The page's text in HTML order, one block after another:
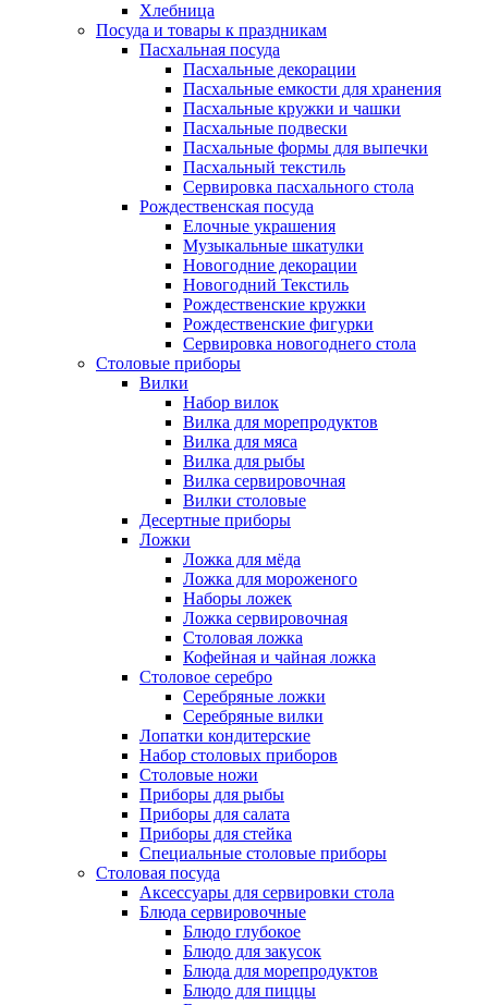
Хлебница
Посуда и товары к праздникам
Пасхальная посуда
Пасхальные декорации
Пасхальные емкости для хранения
Пасхальные кружки и чашки
Пасхальные подвески
Пасхальные формы для выпечки
Пасхальный текстиль
Сервировка пасхального стола
Рождественская посуда
Елочные украшения
Музыкальные шкатулки
Новогодние декорации
Новогодний Текстиль
Рождественские кружки
Рождественские фигурки
Сервировка новогоднего стола
Столовые приборы
Вилки
Набор вилок
Вилка для морепродуктов
Вилка для мяса
Вилка для рыбы
Вилка сервировочная
Вилки столовые
Десертные приборы
Ложки
Ложка для мёда
Ложка для мороженого
Наборы ложек
Ложка сервировочная
Столовая ложка
Кофейная и чайная ложка
Столовое серебро
Серебряные ложки
Серебряные вилки
Лопатки кондитерские
Набор столовых приборов
Столовые ножи
Приборы для рыбы
Приборы для салата
Приборы для стейка
Специальные столовые приборы
Столовая посуда
Аксессуары для сервировки стола
Блюда сервировочные
Блюдо глубокое
Блюдо для закусок
Блюда для морепродуктов
Блюдо для пиццы